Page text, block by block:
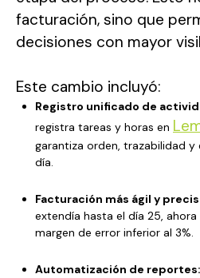
facturación, sino que
decisiones con mayor
Este cambio incluyó:
Registro unificado de
registra tareas y horas en
garantiza orden, trazabilidad
día.
Facturación más ágil y
extendía hasta el día 25,
margen de error inferior al 3%.
Automatización de reportes: